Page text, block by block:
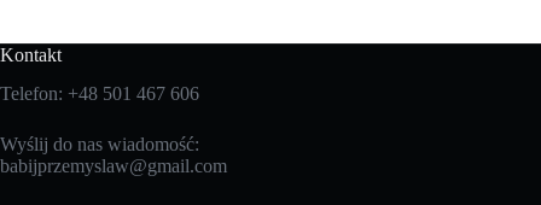
Kontakt
Telefon: +48 501 467 606
Wyślij do nas wiadomość:
babijprzemyslaw@gmail.com